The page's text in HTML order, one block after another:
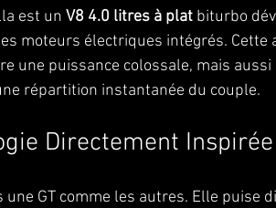
est un V8 4.0 litres à plat biturbo
moteurs électriques intégrés.
une puissance colossale, mais
répartition instantanée du couple.
Directement Inspirée
une GT comme les autres. Elle puise